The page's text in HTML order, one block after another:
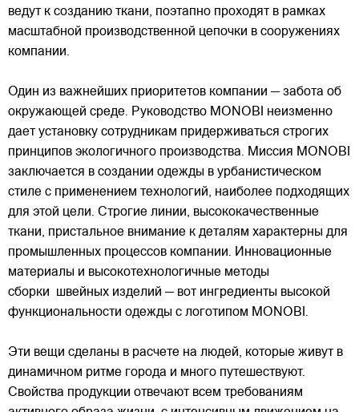
ведут к созданию ткани, поэтапно проходят в рамках
масштабной производственной цепочки в сооружениях
компании.
Один из важнейших приоритетов компании — забота об
окружающей среде. Руководство MONOBI неизменно
дает установку сотрудникам придерживаться строгих
принципов экологичного производства. Миссия MONOBI
заключается в создании одежды в урбанистическом
стиле с применением технологий, наиболее подходящих
для этой цели. Строгие линии, высококачественные
ткани, пристальное внимание к деталям характерны для
промышленных процессов компании. Инновационные
материалы и высокотехнологичные методы
сборки швейных изделий — вот ингредиенты высокой
функциональности одежды с логотипом MONOBI.
Эти вещи сделаны в расчете на людей, которые живут в
динамичном ритме города и много путешествуют.
Свойства продукции отвечают всем требованиям